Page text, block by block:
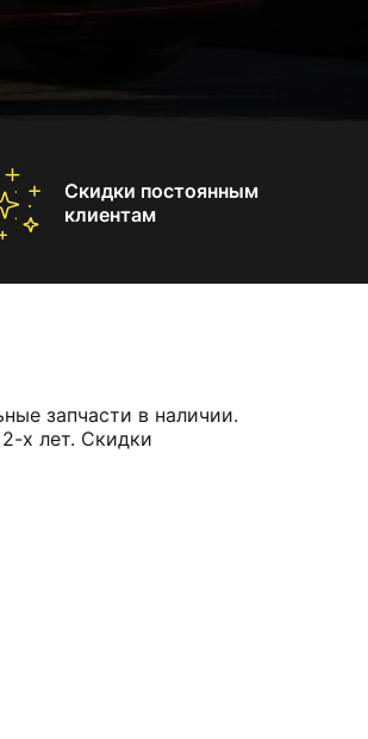
Скидки постоянным
клиентам
запчасти в наличии.
х лет. Скидки